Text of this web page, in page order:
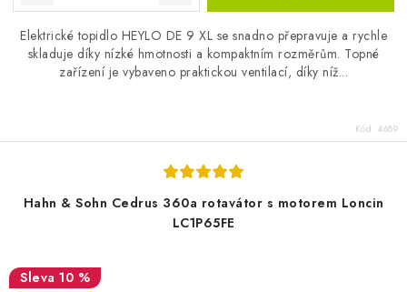
Elektrické topidlo HEYLO DE 9 XL se snadno přepravuje a rychle
skladuje díky nízké hmotnosti a kompaktním rozměrům. Topné
zařízení je vybaveno praktickou ventilací, díky níž...
Kód: 4689
Hahn & Sohn Cedrus 360a rotavátor s motorem Loncin
LC1P65FE
10 %